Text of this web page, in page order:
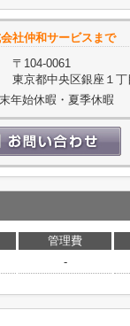
社仲和サービスまで
〒104-0061
東京都中央区銀座１
年始休暇・夏季休暇
管理費
-